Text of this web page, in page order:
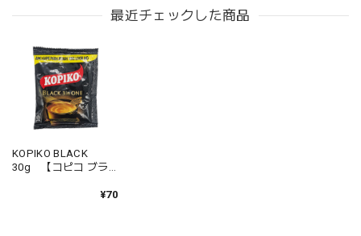
最近チェックした商品
KOPIKO BLACK
30g 【コピコ ブラ
¥70